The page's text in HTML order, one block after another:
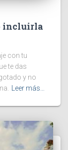
incluirla
con tu
te das
y no
Leer más…